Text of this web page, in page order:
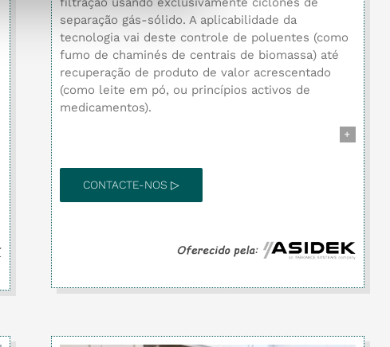
separação gás-sólido. A aplicabilidade da
tecnologia vai deste controle de poluentes (como
fumo de chaminés de centrais de biomassa) até
recuperação de produto de valor acrescentado
(como leite em pó, ou princípios activos de
medicamentos).
CONTACTE-NOS ▷